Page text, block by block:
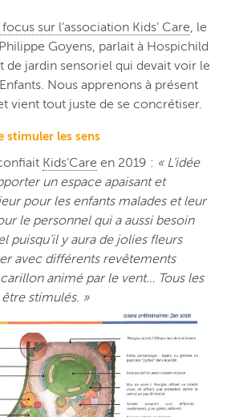
sur l’association Kids’ Care, le
Goyens, parlait à Hospichild
de jardin sensoriel qui devait voir le
Nous apprenons à présent
vient tout juste de se concrétiser.
stimuler les sens
Kids’Care en 2019 : « L’idée
un espace apaisant et
pour les enfants malades et leur
le personnel qui a aussi besoin
puisqu’il y aura de jolies fleurs
avec différents revêtements
animé par le vent… Tous les
stimulés. »